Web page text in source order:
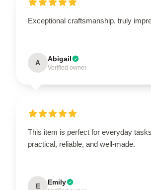
Exceptional craftsmanship, truly
A Abigail
Verified owner
This item is perfect for everyday
practical, reliable, and well-made.
E Emily